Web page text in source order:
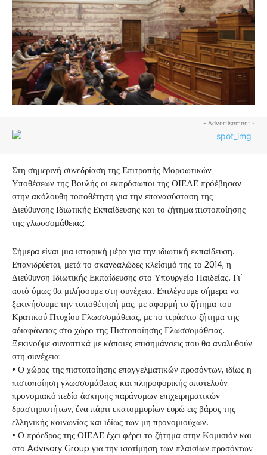
- Advertisement -
Στη σημερινή συνεδρίαση της Επιτροπής Μορφωτικών
Υποθέσεων της Βουλής οι εκπρόσωποι της ΟΙΕΛΕ πρόέβησαν
στην ακόλουθη τοποθέτηση για την επανασύσταση της
Διεύθυνσης Ιδιωτικής Εκπαίδευσης και το ζήτημα πιστοποίησης
της γλωσσομάθειας:
Σήμερα είναι μια ιστορική μέρα για την ιδιωτική εκπαίδευση.
Επανιδρύεται, μετά το σκανδαλώδες κλείσιμό της το 2014, η
Διεύθυνση Ιδιωτικής Εκπαίδευσης στο Υπουργείο Παιδείας. Γι’
αυτό όμως θα μιλήσουμε στη συνέχεια. Επιλέγουμε σήμερα να
ξεκινήσουμε την τοποθέτησή μας, με αφορμή το ζήτημα του
Κρατικού Πτυχίου Γλωσσομάθειας, με το τεράστιο ζήτημα της
αδιαφάνειας στο χώρο της Πιστοποίησης Γλωσσομάθειας.
Ξεκινούμε συνοπτικά με κάποιες επισημάνσεις που θα αναλυθούν
στη συνέχεια:
• Ο χώρος της πιστοποίησης επαγγελματικών προσόντων, ιδίως η
πιστοποίηση γλωσσομάθειας και πληροφορικής αποτελούν
προνομιακό πεδίο άσκησης παράνομων επιχειρηματικών
δραστηριοτήτων, ένα πάρτι εκατομμυρίων ευρώ εις βάρος της
ελληνικής κοινωνίας και ιδίως των μη προνομιούχων.
• Ο πρόεδρος της ΟΙΕΛΕ έχει φέρει το ζήτημα στην Κομισιόν και
στο Advisory Group για την ισοτίμηση των πλαισίων προσόντων